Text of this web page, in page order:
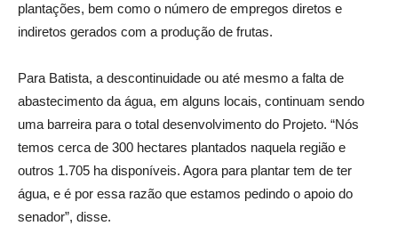
plantações, bem como o número de empregos diretos e
indiretos gerados com a produção de frutas.
Para Batista, a descontinuidade ou até mesmo a falta de
abastecimento da água, em alguns locais, continuam sendo
uma barreira para o total desenvolvimento do Projeto. “Nós
temos cerca de 300 hectares plantados naquela região e
outros 1.705 ha disponíveis. Agora para plantar tem de ter
água, e é por essa razão que estamos pedindo o apoio do
senador”, disse.